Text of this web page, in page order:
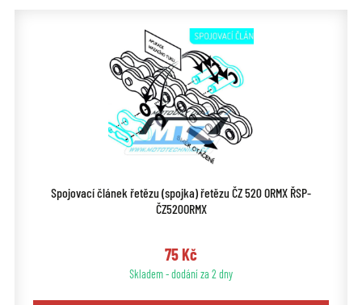
Spojovací článek řetězu (spojka) řetězu ČZ 520 ORMX ŘSP-
ČZ520ORMX
75 Kč
Skladem - dodání za 2 dny